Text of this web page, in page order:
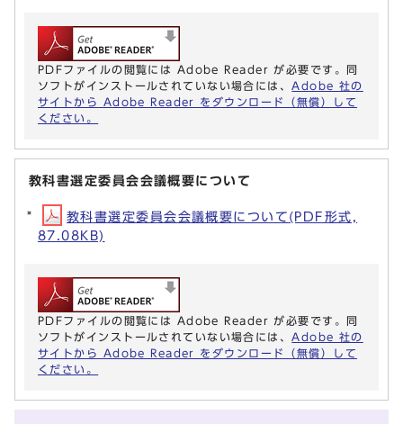
PDFファイルの閲覧には Adobe Reader が必要です。同
ソフトがインストールされていない場合には、 Adobe 社の
サイトから Adobe Reader をダウンロード（無償）して
ください。
教科書選定委員会会議概要について
教科書選定委員会会議概要について(PDF形式,
87.08KB)
PDFファイルの閲覧には Adobe Reader が必要です。同
ソフトがインストールされていない場合には、 Adobe 社の
サイトから Adobe Reader をダウンロード（無償）して
ください。